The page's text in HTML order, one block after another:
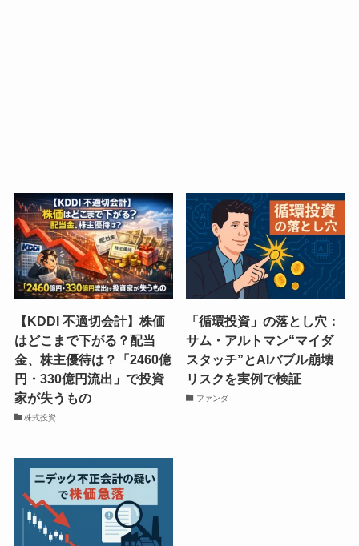
【KDDI 不適切会計】株価
はどこまで下がる？配当
金、株主優待は？「2460億
円・330億円流出」で投資
家が失うもの
株式投資
「循環投資」の落とし穴：
サム・アルトマン“マイダ
スタッチ”とAIバブル崩壊
リスクを実例で検証
ファンダ